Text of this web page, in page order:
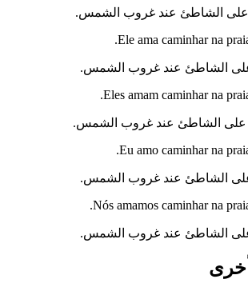
على الشاطئ عند غروب الشمس.
Ele ama caminhar na
الشاطئ عند غروب الشمس.
Eles amam caminhar na
على الشاطئ عند غروب الشمس.
Eu amo caminhar na
الشاطئ عند غروب الشمس.
Nós amamos caminhar na
الشاطئ عند غروب الشمس.